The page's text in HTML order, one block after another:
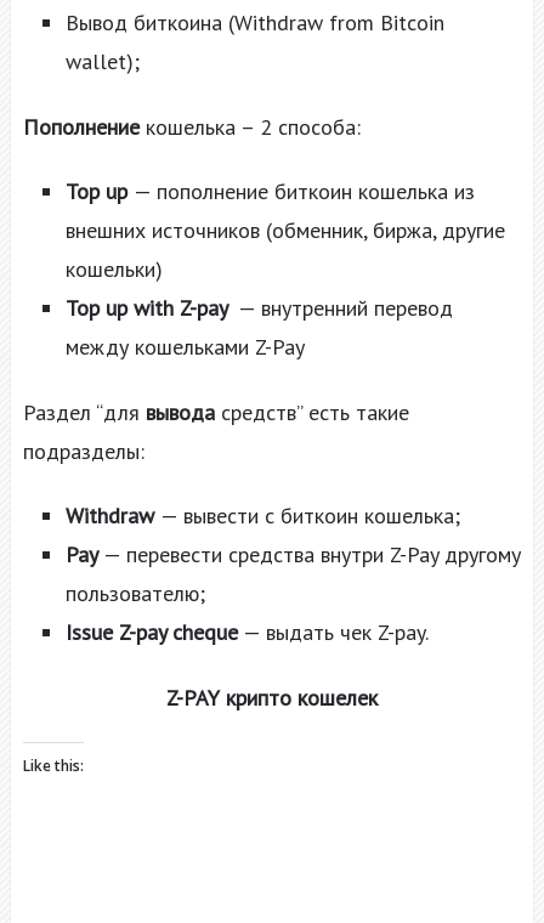
Вывод биткоина (Withdraw from Bitcoin
wallet);
Пополнение кошелька – 2 способа:
Top up — пополнение биткоин кошелька из
внешних источников (обменник, биржа, другие
кошельки)
Top up with Z-pay — внутренний перевод
между кошельками Z-Pay
Раздел “для вывода средств” есть такие
подразделы:
Withdraw — вывести с биткоин кошелька;
Pay — перевести средства внутри Z-Pay другому
пользователю;
Issue Z-pay cheque— выдать чек Z-pay.
Z-PAY крипто кошелек
Like this: